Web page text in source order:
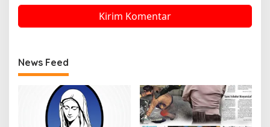
News Feed